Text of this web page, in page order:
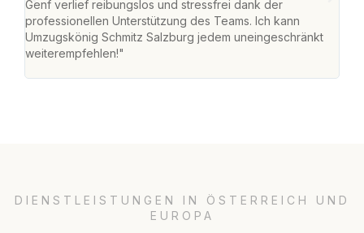
Genf verlief reibungslos und stressfrei dank der
professionellen Unterstützung des Teams. Ich kann
Umzugskönig Schmitz Salzburg jedem uneingeschränkt
weiterempfehlen!"
DIENSTLEISTUNGEN IN ÖSTERREICH UND
EUROPA